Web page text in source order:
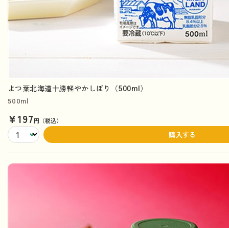
よつ葉北海道十勝軽やかしぼり（500ml）
500ml
¥197円（税込）
購入する